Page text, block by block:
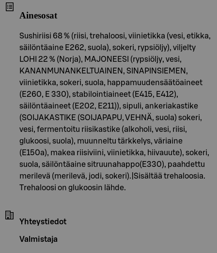
Ainesosat
Sushiriisi 68 % (riisi, trehaloosi, viinietikka (vesi, etikka,
säilöntäaine E262, suola), sokeri, rypsiöljy), viljelty
LOHI 22 % (Norja), MAJONEESI (rypsiöljy, vesi,
KANANMUNANKELTUAINEN, SINAPINSIEMEN,
viinietikka, sokeri, suola, happamuudensäätöaineet
(E260, E 330), stabilointiaineet (E415, E412),
säilöntäaineet (E202, E211)), sipuli, ankeriakastike
(SOIJAKASTIKE (SOIJAPAPU, VEHNÄ, suola) sokeri,
vesi, fermentoitu riisikastike (alkoholi, vesi, riisi,
glukoosi, suola), muunneltu tärkkelys, väriaine
(E150a), makea riisiviini, viinietikka, hiivauute), sokeri,
suola, säilöntäaine sitruunahappo(E330), paahdettu
merilevä (merilevä, jodi, sokeri).|Sisältää trehaloosia.
Trehaloosi on glukoosin lähde.
Yhteystiedot
Valmistaja